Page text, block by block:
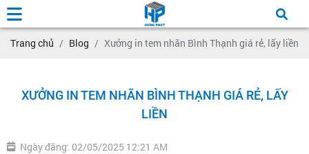
Trang chủ Blog Xưởng in tem nhãn Bình Thạnh giá rẻ, lấy liền
XƯỞNG IN TEM NHÃN BÌNH THẠNH GIÁ RẺ, LẤY
LIỀN
Ngày đăng: 02/05/2025 12:21 AM